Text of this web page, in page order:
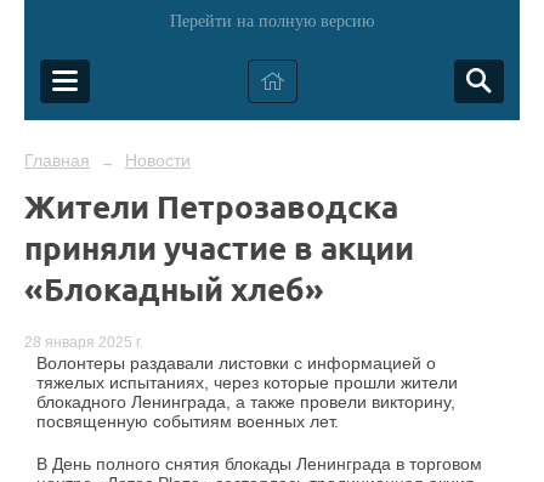
Перейти на полную версию
Главная → Новости
Жители Петрозаводска
приняли участие в акции
«Блокадный хлеб»
28 января 2025 г.
Волонтеры раздавали листовки с информацией о
тяжелых испытаниях, через которые прошли жители
блокадного Ленинграда, а также провели викторину,
посвященную событиям военных лет.
В День полного снятия блокады Ленинграда в торговом